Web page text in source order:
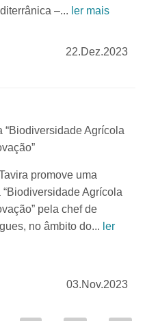
–... ler mais
22.Dez.2023
“Biodiversidade Agrícola
promove uma
Agrícola
pela chef de
no âmbito do... ler
03.Nov.2023